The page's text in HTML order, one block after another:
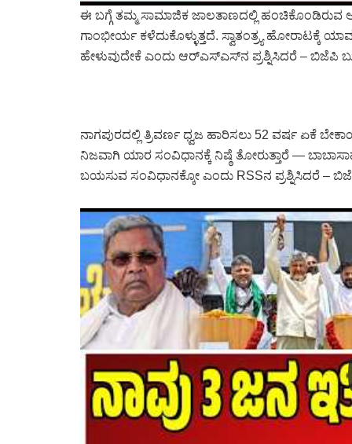
ಈ ಬಗ್ಗೆ ತಮ್ಮ ಸಾಮಾಜಿಕ ಜಾಲತಾಣದಲ್ಲಿ ಹಂಚಿಕೊಂಡಿರುವ
ಗಾಂಭೀರ್ಯ ಕಳೆದುಕೊಳ್ಳುತ್ತದೆ. ಸ್ವಾತಂತ್ರ್ಯ ಹೋರಾಟಕ್ಕೆ
ಹೇಳುವುದೇಕೆ ಎಂದು ಆರ್‌ಎಸ್‌ಎಸ್‌ನ ಪ್ರಶ್ನಿಸಿದರೆ – ಬಿಜೆಪಿ
ನಾಗಪುರದಲ್ಲಿ ತ್ರಿವರ್ಣ ಧ್ವಜ ಹಾರಿಸಲು 52 ವರ್ಷ ಏಕೆ
ನಿಜವಾಗಿ ಯಾರ ಸಂವಿಧಾನಕ್ಕೆ ನಿಷ್ಠೆ ತೋರುತ್ತಾರೆ —
ಬಯಸುವ ಸಂವಿಧಾನಕ್ಕೋ ಎಂದು RSSನ ಪ್ರಶ್ನಿಸಿದರೆ –